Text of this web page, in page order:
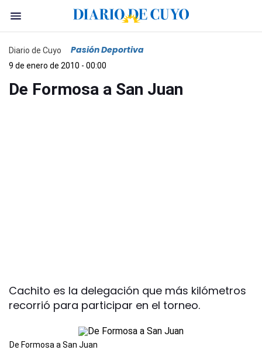
Diario de Cuyo Pasión Deportiva
9 de enero de 2010 - 00:00
De Formosa a San Juan
Cachito es la delegación que más kilómetros
recorrió para participar en el torneo.
De Formosa a San Juan